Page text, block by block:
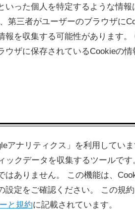
った個人を特定するような情報
第三者がユーザーのブラウザに
を収集する可能性があります。
ザに保存されているCookieの情
アナリティクス」を利用してい
ックデータを収集するツールで
ありません。 この機能は、
定をご確認ください。 この規
と規約に記載されています。